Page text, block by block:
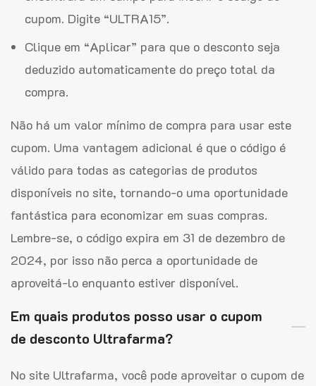
cupom. Digite “ULTRA15”.
Clique em “Aplicar” para que o desconto seja
deduzido automaticamente do preço total da
compra.
Não há um valor mínimo de compra para usar este
cupom. Uma vantagem adicional é que o código é
válido para todas as categorias de produtos
disponíveis no site, tornando-o uma oportunidade
fantástica para economizar em suas compras.
Lembre-se, o código expira em 31 de dezembro de
2024, por isso não perca a oportunidade de
aproveitá-lo enquanto estiver disponível.
Em quais produtos posso usar o cupom
de desconto Ultrafarma?
No site Ultrafarma, você pode aproveitar o cupom de